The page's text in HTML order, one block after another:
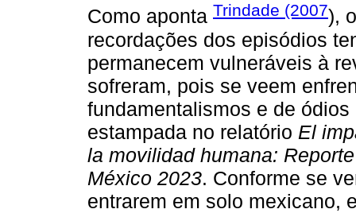
Como aponta Trindade (2007),
recordações dos episódios
permanecem vulneráveis à
sofreram, pois se veem
fundamentalismos e de
estampada no relatório El
la movilidad humana:
México 2023. Conforme se
entrarem em solo mexicano,